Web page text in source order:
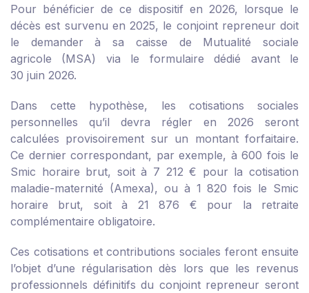
Pour bénéficier de ce dispositif en 2026, lorsque le
décès est survenu en 2025, le conjoint repreneur doit
le demander à sa caisse de Mutualité sociale
agricole (MSA) via le formulaire dédié avant le
30 juin 2026.
Dans cette hypothèse, les cotisations sociales
personnelles qu’il devra régler en 2026 seront
calculées provisoirement sur un montant forfaitaire.
Ce dernier correspondant, par exemple, à 600 fois le
Smic horaire brut, soit à 7 212 € pour la cotisation
maladie-maternité (Amexa), ou à 1 820 fois le Smic
horaire brut, soit à 21 876 € pour la retraite
complémentaire obligatoire.
Ces cotisations et contributions sociales feront ensuite
l’objet d’une régularisation dès lors que les revenus
professionnels définitifs du conjoint repreneur seront